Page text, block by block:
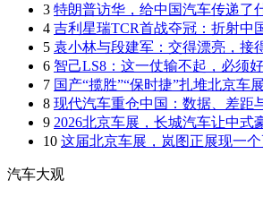
3 特朗普访华，给中国汽车传递了
4 吉利星瑞TCR首战夺冠：折射中
5 袁小林与段建军：交得漂亮，接
6 智己LS8：这一仗输不起，必须
7 国产“揽胜”“保时捷”扎堆北京车
8 现代汽车重仓中国：数据、差距
9 2026北京车展，长城汽车让中式
10 这届北京车展，岚图正展现一
汽车大观